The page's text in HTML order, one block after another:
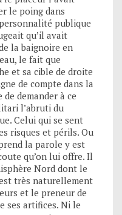
le poing dans
publique
qu’il avait
la baignoire en
le fait que
et sa cible de droite
de compte dans la
demander à ce
l’abruti du
Celui qui se sent
risques et périls. Ou
la parole y est
qu’on lui offre. Il
Nord dont le
très naturellement
et le preneur de
ses artifices. Ni le